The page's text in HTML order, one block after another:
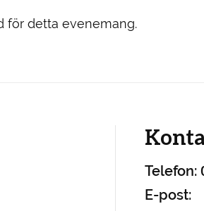
för detta evenemang.
Telefon:
E-post: